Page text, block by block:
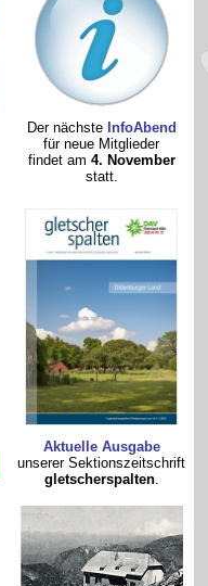
Der nächste InfoAbend
für neue Mitglieder
findet am 4. November
statt.
Aktuelle Ausgabe
unserer Sektionszeitschrift
gletscherspalten.